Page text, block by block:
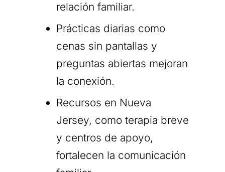
relación familiar.
Prácticas diarias como
cenas sin pantallas y
preguntas abiertas mejoran
la conexión.
Recursos en Nueva
Jersey, como terapia breve
y centros de apoyo,
fortalecen la comunicación